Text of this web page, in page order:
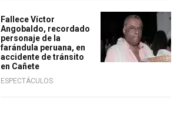
Fallece Víctor
Angobaldo, recordado
personaje de la
farándula peruana, en
accidente de tránsito
en Cañete
ESPECTÁCULOS